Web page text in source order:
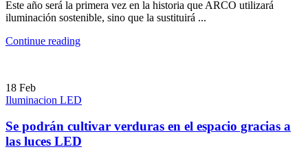
Este año será la primera vez en la historia que ARCO utilizará
iluminación sostenible, sino que la sustituirá ...
Continue reading
18 Feb
Iluminacion LED
Se podrán cultivar verduras en el espacio gracias a
las luces LED